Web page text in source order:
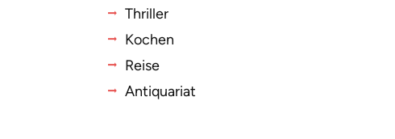
Thriller
Kochen
Reise
Antiquariat